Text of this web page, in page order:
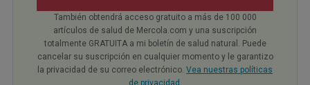
También obtendrá acceso gratuito a más de 100 000
artículos de salud de Mercola.com y una suscripción
totalmente GRATUITA a mi boletín de salud natural. Puede
cancelar su suscripción en cualquier momento y le garantizo
la privacidad de su correo electrónico. Vea nuestras políticas
de privacidad .